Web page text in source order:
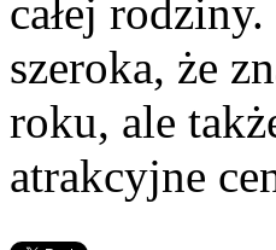
całej
szeroka, że
roku, ale
atrakcyjne